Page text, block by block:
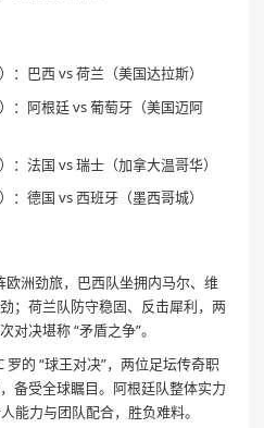
：巴西 vs 荷兰（美国达拉斯）
：阿根廷 vs 葡萄牙（美国迈阿
：法国 vs 瑞士（加拿大温哥华）
：德国 vs 西班牙（墨西哥城）
欧洲劲旅，巴西队坐拥内马尔、维
；荷兰队防守稳固、反击犀利，两
对决堪称 “矛盾之争”。
罗的 “球王对决”，两位足坛传奇职
备受全球瞩目。阿根廷队整体实力
能力与团队配合，胜负难料。